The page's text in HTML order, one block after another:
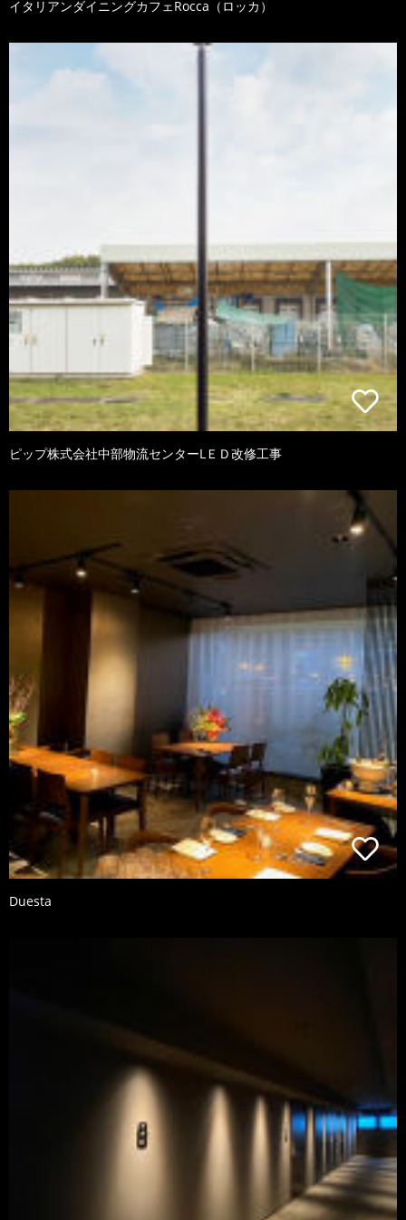
イタリアンダイニングカフェRocca（ロッカ）
ピップ株式会社中部物流センターLＥＤ改修工事
Duesta